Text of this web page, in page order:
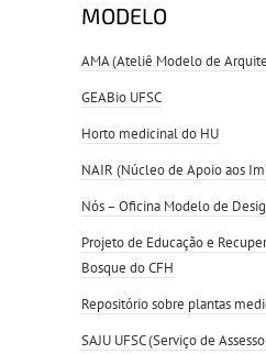
MODELO
AMA (Ateliê Modelo de
GEABio UFSC
Horto medicinal do HU
NAIR (Núcleo de Apoio aos
Nós – Oficina Modelo de
Projeto de Educação e
Bosque do CFH
Repositório sobre plantas
SAJU UFSC (Serviço de